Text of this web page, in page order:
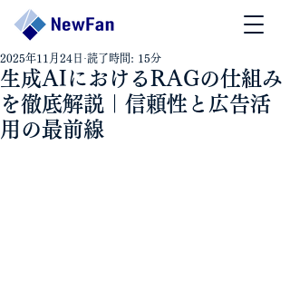
生成AIにおけるRAGの仕組み
を徹底解説｜信頼性と広告活
用の最前線
2025年11月24日 読了時間: 15分